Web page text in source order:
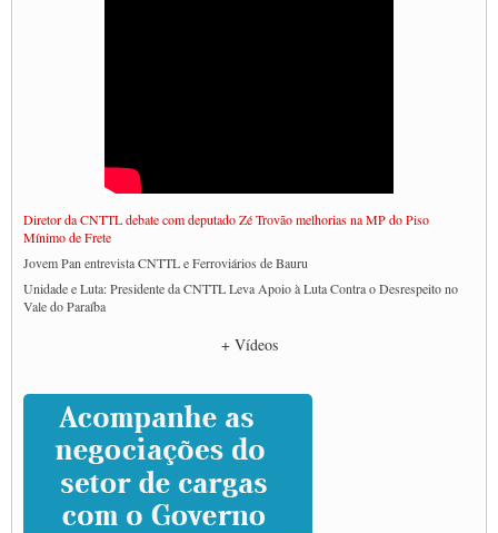
Diretor da CNTTL debate com deputado Zé Trovão melhorias na MP do Piso
Mínimo de Frete
Jovem Pan entrevista CNTTL e Ferroviários de Bauru
Unidade e Luta: Presidente da CNTTL Leva Apoio à Luta Contra o Desrespeito no
Vale do Paraíba
Caminhoneiros prometem paralisação e cobram diálogo com Lula
CNTTL e lideranças de caminhoneiros participam de debate sobre saúde nas
rodovias
Paulinho e Litti debatem política global para transporte rodoviário de cargas na
SUTCRA no Uruguai
Grande Conquista da Categoria transporte de Cargas e Caminhoneiros Autonomos
+ Vídeos